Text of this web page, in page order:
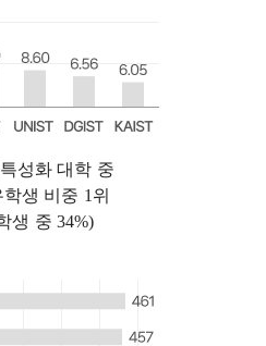
성화 대학 중
생 비중 1위
생 중 34%)